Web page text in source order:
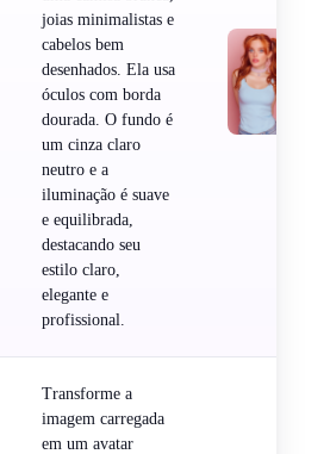
joias minimalistas e
cabelos bem
desenhados. Ela usa
óculos com borda
dourada. O fundo é
um cinza claro
neutro e a
iluminação é suave
e equilibrada,
destacando seu
estilo claro,
elegante e
profissional.
Transforme a
imagem carregada
em um avatar